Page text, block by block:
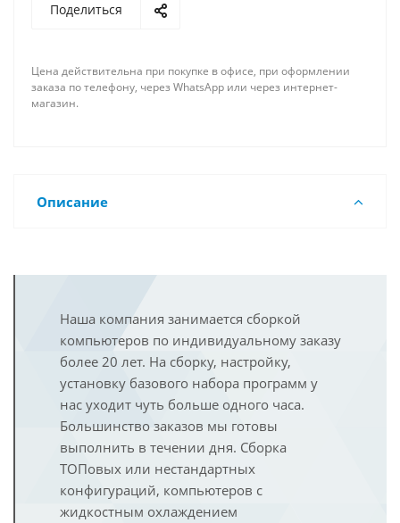
Поделиться
Цена действительна при покупке в офисе, при оформлении
заказа по телефону, через WhatsApp или через интернет-
магазин.
Описание
Наша компания занимается сборкой
компьютеров по индивидуальному заказу
более 20 лет. На сборку, настройку,
установку базового набора программ у
нас уходит чуть больше одного часа.
Большинство заказов мы готовы
выполнить в течении дня. Сборка
ТОПовых или нестандартных
конфигураций, компьютеров с
жидкостным охлаждением